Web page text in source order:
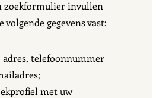
zoekformulier invullen
volgende gegevens vast:
adres, telefoonnummer
met uw